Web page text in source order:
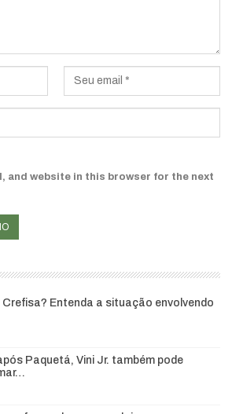
and website in this browser for the next
Crefisa? Entenda a situação envolvendo
Paquetá, Vini Jr. também pode